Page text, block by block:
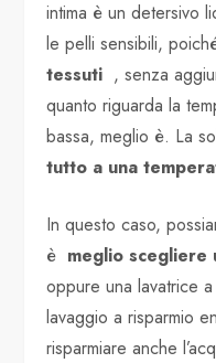
intima è un detersivo
le pelli sensibili,
tessuti , senza
quanto riguarda la
bassa, meglio è. La
tutto a una
In questo caso,
è meglio scegliere
oppure una lavatrice
lavaggio a risparmio
risparmiare anche